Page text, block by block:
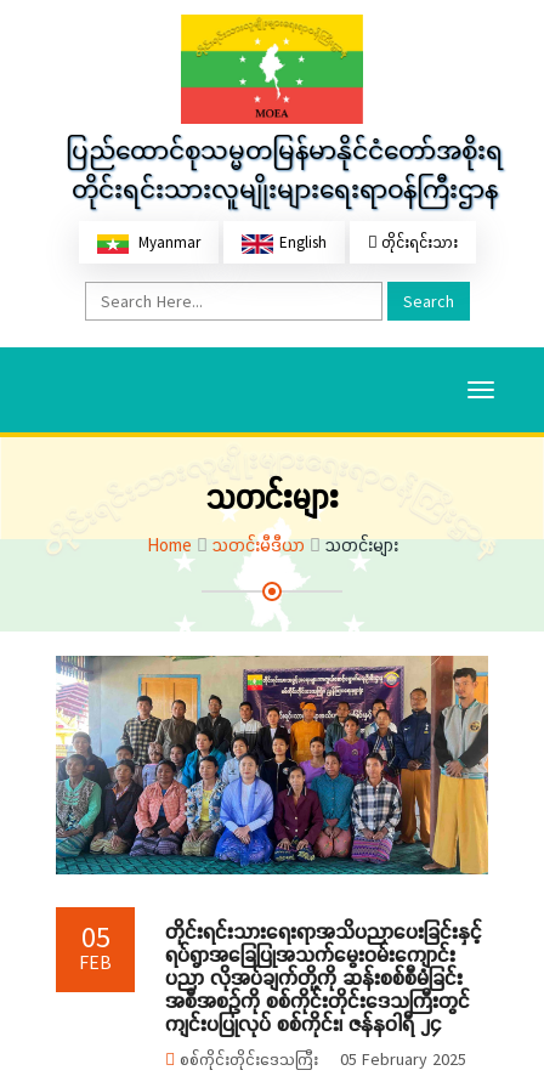
ပြည်ထောင်စုသမ္မတမြန်မာနိုင်ငံတော်အစိုးရ
တိုင်းရင်းသားလူမျိုးများရေးရာဝန်ကြီးဌာန
Myanmar English တိုင်းရင်းသား
Search
Toggle
သတင်းများ
Home သတင်းမီဒီယာ သတင်းများ
05
FEB
တိုင်းရင်းသားရေးရာအသိပညာပေးခြင်းနှင့်
ရပ်ရွာအခြေပြုအသက်မွေးဝမ်းကျောင်း
ပညာ လိုအပ်ချက်တို့ကို ဆန်းစစ်စီမံခြင်း
အစီအစဉ်ကို စစ်ကိုင်းတိုင်းဒေသကြီးတွင်
ကျင်းပပြုလုပ် စစ်ကိုင်း၊ ဇန်နဝါရီ ၂၄
စစ်ကိုင်းတိုင်းဒေသကြီး 05 February 2025